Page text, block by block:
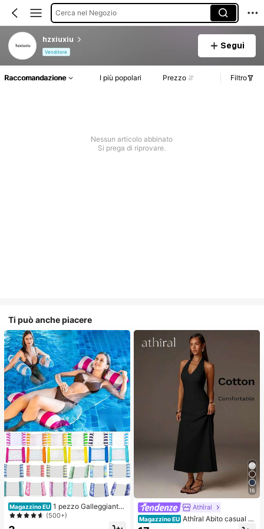
Cerca nel Negozio
hzxiuxiu
Venditore
Segui
Raccomandazione I più popolari Prezzo Filtro
Nessun articolo abbinato
Si prega di riprovare.
Ti può anche piacere
Magazzino EU 1 pezzo Galleggiante
gonfiabile per adulti, amaca gallegg
iante, giocattolo galleggiante per pi
(500+)
16
Athîral
Magazzino EU Athîral Abito casual d
a donna per vacanze, con scollo a